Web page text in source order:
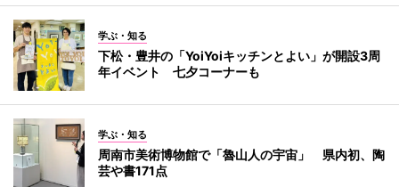
学ぶ・知る
下松・豊井の「YoiYoiキッチンとよい」が開設3周
年イベント 七夕コーナーも
学ぶ・知る
周南市美術博物館で「魯山人の宇宙」 県内初、陶
芸や書171点